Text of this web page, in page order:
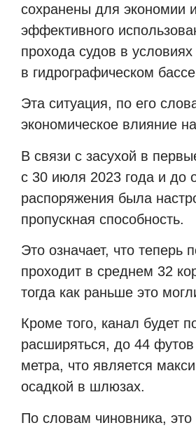
сохранены для экономии и
эффективного
прохода судов в
в гидрографическом
Эта ситуация, по его
экономическое влияние
В связи с засухой в
с 30 июля 2023 года и до
распоряжения была
пропускная способность.
Это означает, что теперь
проходит в среднем 32
тогда как раньше это
Кроме того, канал будет
расширяться, до 44
метра, что является
осадкой в шлюзах.
По словам чиновника, это